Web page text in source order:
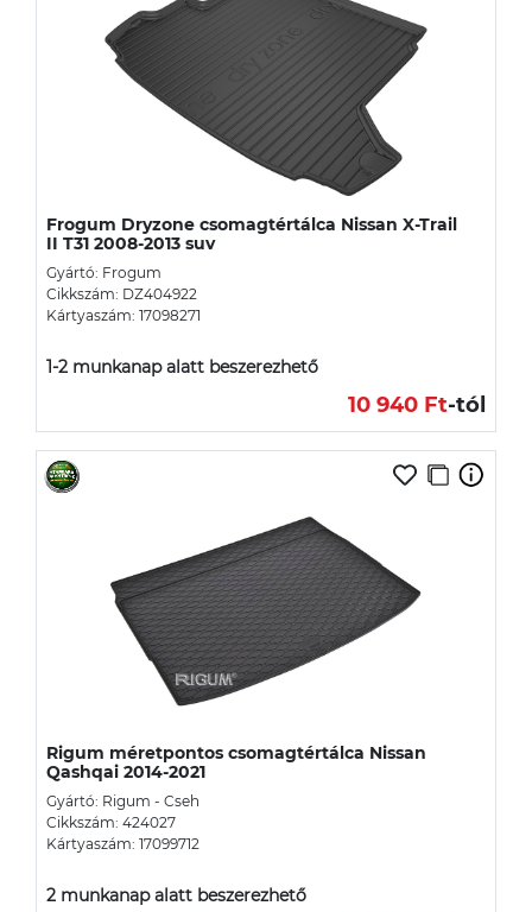
Frogum Dryzone csomagtértálca Nissan X-Trail
II T31 2008-2013 suv
Gyártó: Frogum
Cikkszám: DZ404922
Kártyaszám: 17098271
1-2 munkanap alatt beszerezhető
10 940 Ft-tól
Rigum méretpontos csomagtértálca Nissan
Qashqai 2014-2021
Gyártó: Rigum - Cseh
Cikkszám: 424027
Kártyaszám: 17099712
2 munkanap alatt beszerezhető